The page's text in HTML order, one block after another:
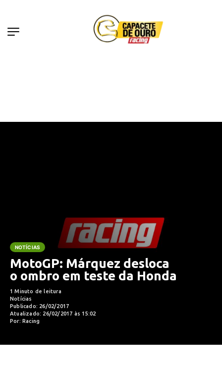
NOTÍCIAS
MotoGP: Márquez desloca
o ombro em teste da Honda
1 Minuto de leitura
Notícias
Publicado: 26/02/2017
Atualizado: 26/02/2017 às 15:02
Por: Racing